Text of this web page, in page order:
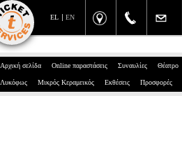
EN
EL
Αρχική σελίδα Online παραστάσεις Συναυλίες Θέατρο
Λυκόφως Μικρός Κεραμεικός Εκθέσεις Προσφορές